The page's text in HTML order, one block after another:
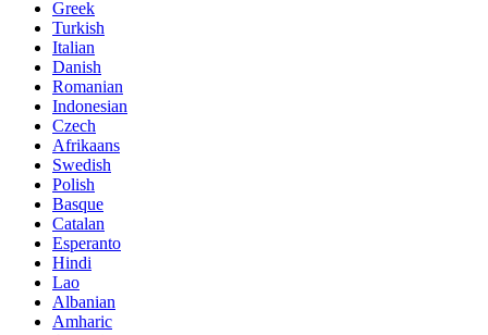
Greek
Turkish
Italian
Danish
Romanian
Indonesian
Czech
Afrikaans
Swedish
Polish
Basque
Catalan
Esperanto
Hindi
Lao
Albanian
Amharic